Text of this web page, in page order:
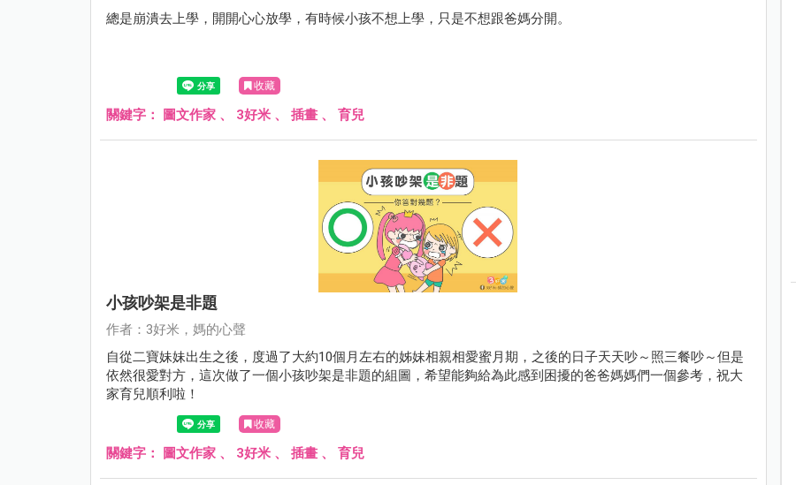
總是崩潰去上學，開開心心放學，有時候小孩不想上學，只是不想跟爸媽分開。
收藏
關鍵字： 圖文作家 、 3好米 、 插畫 、 育兒
小孩吵架是非題
作者：3好米，媽的心聲
自從二寶妹妹出生之後，度過了大約10個月左右的姊妹相親相愛蜜月期，之後的日子天天吵～照三餐吵～但是
依然很愛對方，這次做了一個小孩吵架是非題的組圖，希望能夠給為此感到困擾的爸爸媽媽們一個參考，祝大
家育兒順利啦！
收藏
關鍵字： 圖文作家 、 3好米 、 插畫 、 育兒